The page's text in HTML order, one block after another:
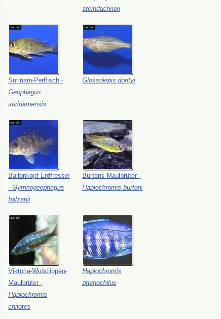
steindachneri
Surinam-Perlfisch -
Geophagus
surinamensis
Glossolepis dorityi
Ballonkopf-Erdfresser
- Gymnogeophagus
balzanii
Burtons Maulbrüter -
Haplochromis burtoni
Viktoria-Wulstlippen-
Maulbrüter -
Haplochromis
chilotes
Haplochromis
phenochilus